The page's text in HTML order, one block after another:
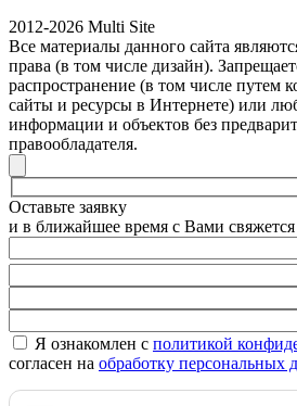
2012-2026 Multi Site
Все материалы данного сайта
права (в том числе дизайн).
распространение (в том числе путем
сайты и ресурсы в Интернете) или
информации и объектов без
правообладателя.
Оставьте заявку
и в ближайшее время с Вами
Я ознакомлен с политикой
согласен на обработку персональных